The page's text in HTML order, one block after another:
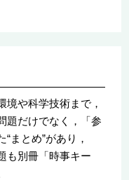
境や科学技術まで，
題だけでなく，「参
まとめ”があり，
も別冊「時事キー